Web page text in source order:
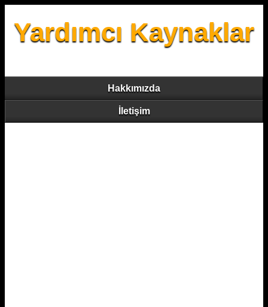
Yardımcı Kaynaklar
Hakkımızda
İletişim